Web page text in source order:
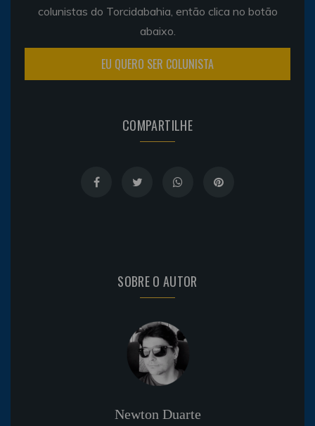
colunistas do Torcidabahia, então clica no botão
abaixo.
EU QUERO SER COLUNISTA
COMPARTILHE
SOBRE O AUTOR
Newton Duarte